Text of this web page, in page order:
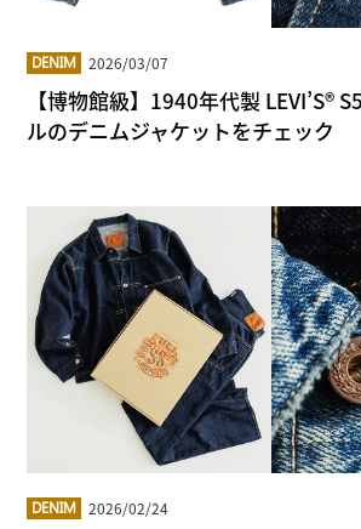
DENIM 2026/03/07
【博物館級】1940年代製 LEVI’S®
ルのデニムジャケットをチェック
DENIM 2026/02/24